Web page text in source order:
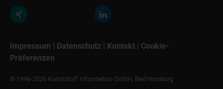
Impressum | Datenschutz | Kontakt | Cookie-
Präferenzen
© 1996-2026 Kunststoff Information GmbH, Bad Homburg